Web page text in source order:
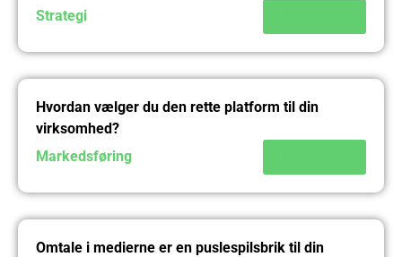
Strategi
Hvordan vælger du den rette platform til din
virksomhed?
Markedsføring
Omtale i medierne er en puslespilsbrik til din